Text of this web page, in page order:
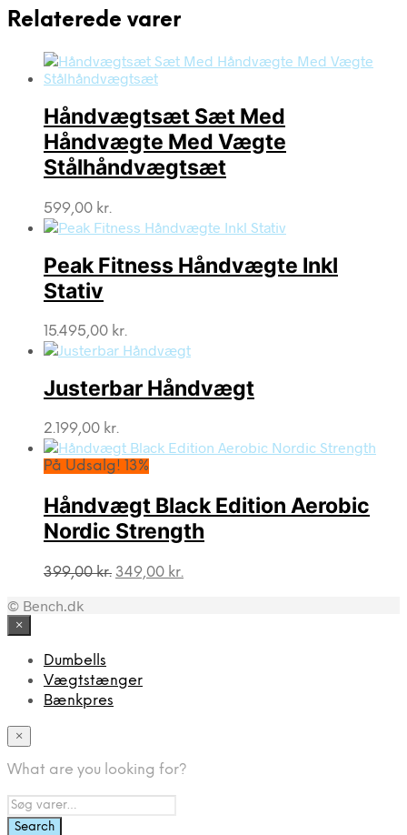
Relaterede varer
Håndvægtsæt Sæt Med
Håndvægte Med Vægte
Stålhåndvægtsæt
599,00 kr.
Peak Fitness Håndvægte Inkl
Stativ
15.495,00 kr.
Justerbar Håndvægt
2.199,00 kr.
På Udsalg! 13%
Håndvægt Black Edition Aerobic
Nordic Strength
399,00kr. Den
349,00 kr.
© Bench.dk
×
Dumbells
Vægtstænger
Bænkpres
×
What are you looking for?